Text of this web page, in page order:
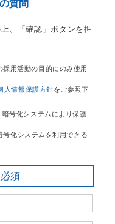
質問
上、「確認」ボタンを押
用活動の目的にのみ使用
人情報保護方針をご参照下
号化システムにより保護
化システムを利用できる
必須